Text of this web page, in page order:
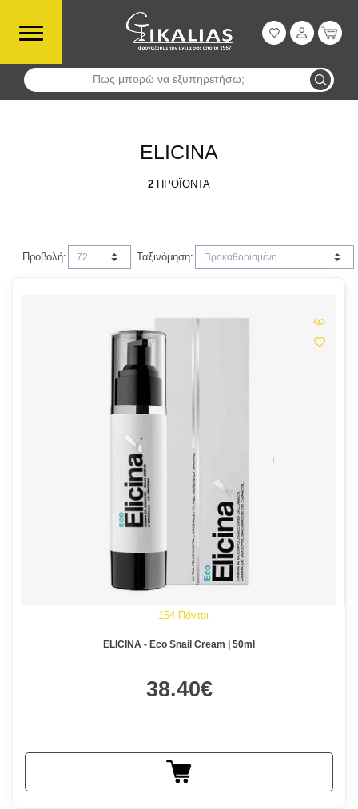
Πως μπορώ να εξυπηρετήσω;
Αναζήτηση
ELICINA
2 ΠΡΟΪΌΝΤΑ
Προβολή: Ταξινόμηση:
154 Πόντοι
ELICINA - Eco Snail Cream | 50ml
38.40€